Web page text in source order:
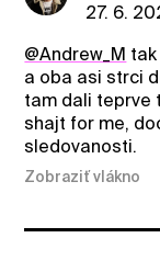
27. 6.
@Andrew_M tak
a oba asi strci
tam dali teprve
shajt for me,
sledovanosti.
Zobraziť vlákno